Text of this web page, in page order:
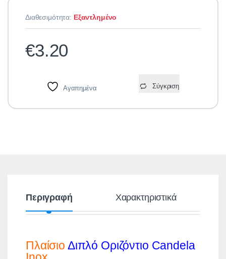
Διαθεσιμότητα: Εξαντλημένο
€3.20
Αγαπημένα Σύγκριση
Περιγραφή Χαρακτηριστικά
Πλαίσιο Διπλό Οριζόντιο Candela